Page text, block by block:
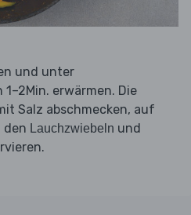
und unter
erwärmen. Die
Salz abschmecken, auf
den Lauchzwiebeln und